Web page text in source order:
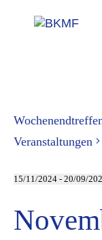
Veranstaltungen
15/11/2024 - 20/09/
wählen.